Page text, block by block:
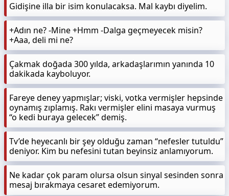
Gidişine illa bir isim konulacaksa. Mal kaybı diyelim.
+Adın ne? -Mine +Hmm -Dalga geçmeyecek misin?
+Aaa, deli mi ne?
Çakmak doğada 300 yılda, arkadaşlarımın yanında 10
dakikada kayboluyor.
Fareye deney yapmışlar; viski, votka vermişler hepsinde
oynamış zıplamış. Rakı vermişler elini masaya vurmuş
“o kedi buraya gelecek” demiş.
Tv’de heyecanlı bir şey olduğu zaman “nefesler tutuldu”
deniyor. Kim bu nefesini tutan beyinsiz anlamıyorum.
Ne kadar çok param olursa olsun sinyal sesinden sonra
mesaj bırakmaya cesaret edemiyorum.